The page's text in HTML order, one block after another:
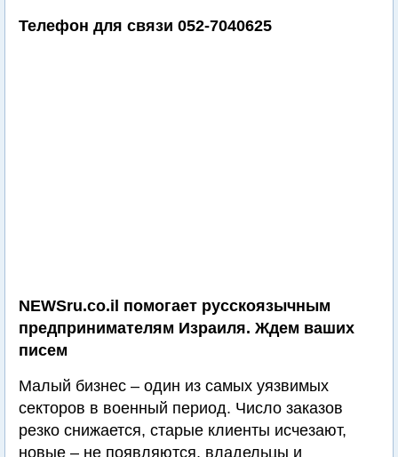
Телефон для связи 052-7040625
NEWSru.co.il помогает русскоязычным
предпринимателям Израиля. Ждем ваших
писем
Малый бизнес – один из самых уязвимых
секторов в военный период. Число заказов
резко снижается, старые клиенты исчезают,
новые – не появляются, владельцы и